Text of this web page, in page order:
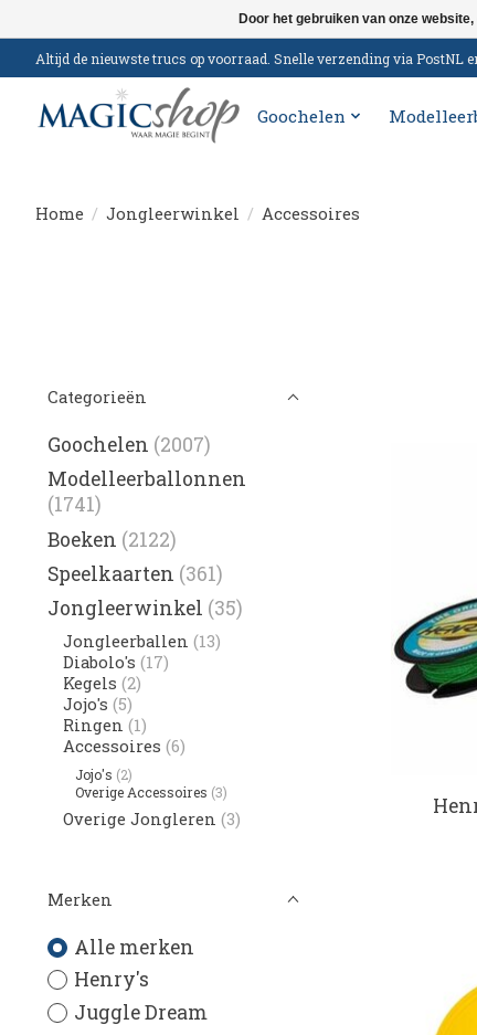
Altijd de nieuwste trucs op voorraad. Snelle verzending via PostNL
Goochelen
Home / Jongleerwinkel / Accessoires
Categorieën
Goochelen (2007)
Modelleerballonnen
(1741)
Boeken (2122)
Speelkaarten (361)
Jongleerwinkel (35)
Jongleerballen (13)
Diabolo's (17)
Kegels (2)
Jojo's (5)
Ringen (1)
Accessoires (6)
Jojo's (2)
Overige Accessoires (3)
Overige Jongleren (3)
Merken
Alle merken
Henry's
Juggle Dream
Door het gebruiken van onze